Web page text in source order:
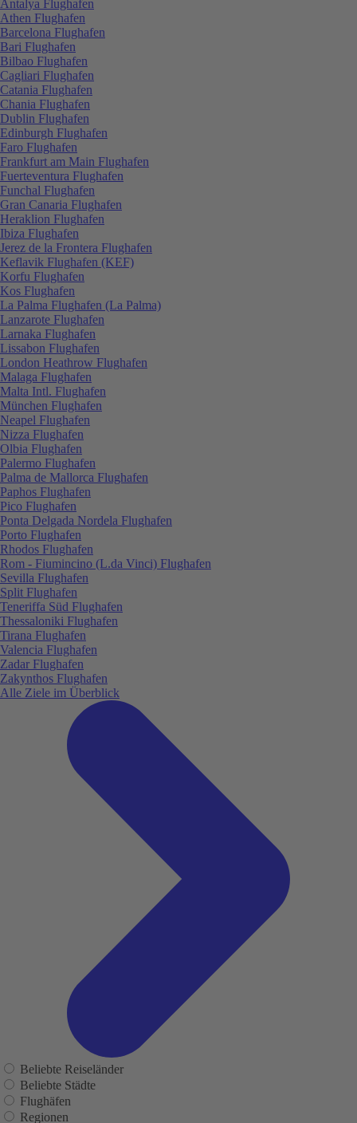
Antalya Flughafen
Athen Flughafen
Barcelona Flughafen
Bari Flughafen
Bilbao Flughafen
Cagliari Flughafen
Catania Flughafen
Chania Flughafen
Dublin Flughafen
Edinburgh Flughafen
Faro Flughafen
Frankfurt am Main Flughafen
Fuerteventura Flughafen
Funchal Flughafen
Gran Canaria Flughafen
Heraklion Flughafen
Ibiza Flughafen
Jerez de la Frontera Flughafen
Keflavik Flughafen (KEF)
Korfu Flughafen
Kos Flughafen
La Palma Flughafen (La Palma)
Lanzarote Flughafen
Larnaka Flughafen
Lissabon Flughafen
London Heathrow Flughafen
Malaga Flughafen
Malta Intl. Flughafen
München Flughafen
Neapel Flughafen
Nizza Flughafen
Olbia Flughafen
Palermo Flughafen
Palma de Mallorca Flughafen
Paphos Flughafen
Pico Flughafen
Ponta Delgada Nordela Flughafen
Porto Flughafen
Rhodos Flughafen
Rom - Fiumincino (L.da Vinci) Flughafen
Sevilla Flughafen
Split Flughafen
Teneriffa Süd Flughafen
Thessaloniki Flughafen
Tirana Flughafen
Valencia Flughafen
Zadar Flughafen
Zakynthos Flughafen
Alle Ziele im Überblick
Beliebte Reiseländer
Beliebte Städte
Flughäfen
Regionen